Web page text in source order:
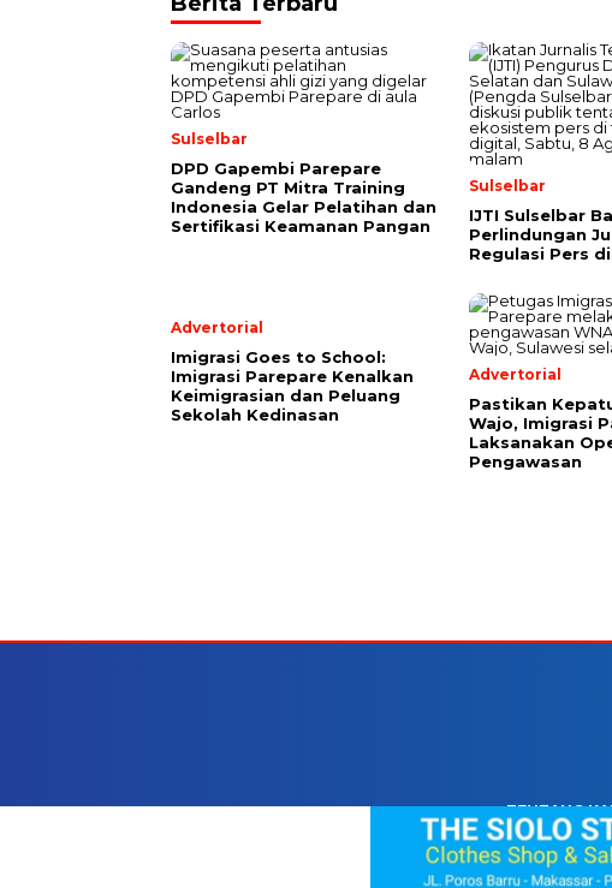
Sulselbar
DPD Gapembi Parepare
Gandeng PT Mitra Training
Indonesia Gelar Pelatihan dan
Sertifikasi Keamanan Pangan
Sulselbar
IJTI Sulselbar
Perlindungan
Regulasi Pers
Advertorial
Imigrasi Goes to School:
Imigrasi Parepare Kenalkan
Keimigrasian dan Peluang
Sekolah Kedinasan
Advertorial
Pastikan
Wajo, Imigrasi
Laksanakan
Pengawasan
TENTANG